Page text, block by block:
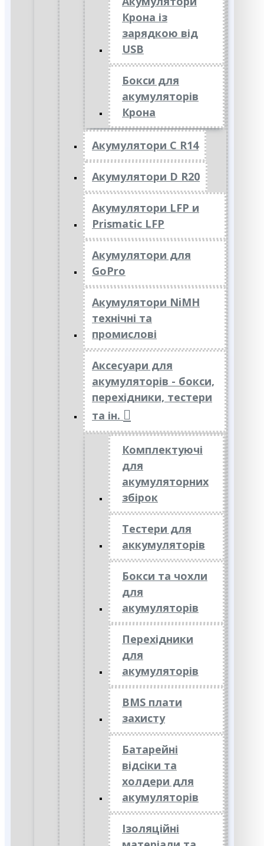
Крона із
зарядкою від
USB
Бокси для
акумуляторів
Крона
Акумулятори C R14
Акумулятори D R20
Акумулятори LFP и
Prismatic LFP
Акумулятори для
GoPro
Акумулятори NiMH
технічні та
промислові
Аксесуари для
акумуляторів - бокси,
перехідники, тестери
та ін.
Комплектуючі
для
акумуляторних
збірок
Тестери для
аккумуляторів
Бокси та чохли
для
акумуляторів
Перехідники
для
акумуляторів
BMS плати
захисту
Батарейні
відсіки та
холдери для
акумуляторів
Ізоляційні